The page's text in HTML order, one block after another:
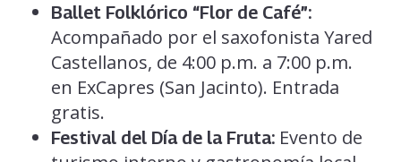
Ballet Folklórico “Flor de Café”:
Acompañado por el saxofonista Yared
Castellanos, de 4:00 p.m. a 7:00 p.m.
en ExCapres (San Jacinto). Entrada
gratis.
Festival del Día de la Fruta:Evento de